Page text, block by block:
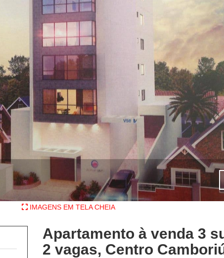
IMAGENS EM TELA CHEIA
Apartamento à venda 3
2 vagas, Centro